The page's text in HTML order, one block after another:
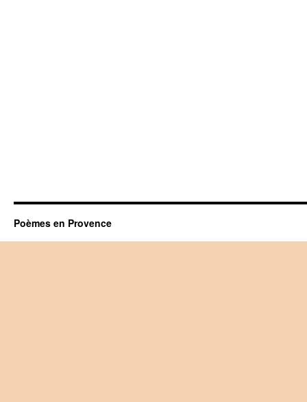
Poèmes en Provence